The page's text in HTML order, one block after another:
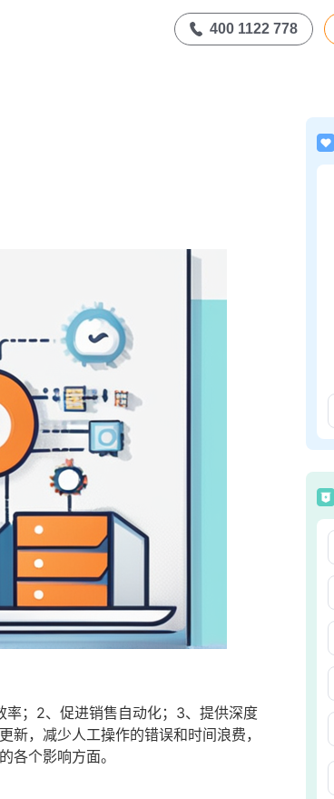
400 1122 778
率；2、促进销售自动化；3、提供深度
，减少人工操作的错误和时间浪费，
各个影响方面。